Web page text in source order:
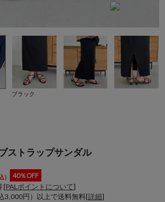
ブラック
ストラップサンダル
） 40％OFF
[PALポイントについて]
3,000円）以上で送料無料[詳細]